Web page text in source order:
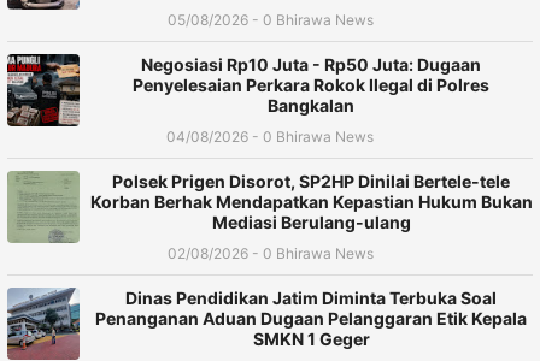
05/08/2026 - 0 Bhirawa News
Negosiasi Rp10 Juta - Rp50 Juta: Dugaan
Penyelesaian Perkara Rokok Ilegal di Polres
Bangkalan
04/08/2026 - 0 Bhirawa News
Polsek Prigen Disorot, SP2HP Dinilai Bertele-tele
Korban Berhak Mendapatkan Kepastian Hukum Bukan
Mediasi Berulang-ulang
02/08/2026 - 0 Bhirawa News
Dinas Pendidikan Jatim Diminta Terbuka Soal
Penanganan Aduan Dugaan Pelanggaran Etik Kepala
SMKN 1 Geger